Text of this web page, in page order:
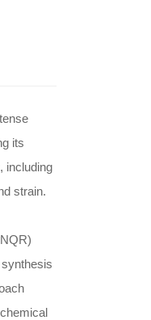
its
including
strain.